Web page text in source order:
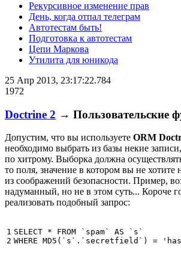
Рекурсивное изменение прав
День, когда отпал телеграм
Автотестам быть!
Подготовка к автотестам
Цепи Маркова
Утилита для юникода
25 Апр 2013, 23:17:22.784
1972
Doctrine 2 → Пользовательские
Допустим, что вы используете ORM
необходимо выбрать из базы некие
по хитрому. Выборка должна
то поля, значение в котором вы не хотите
из соображений безопасности. Пример,
надуманный, но не в этом суть... Короче
реализовать подобный запрос:
1
2
SELECT * FROM `spam` AS
`s`
WHERE MD5 ( `s` . `secretfield` ) =